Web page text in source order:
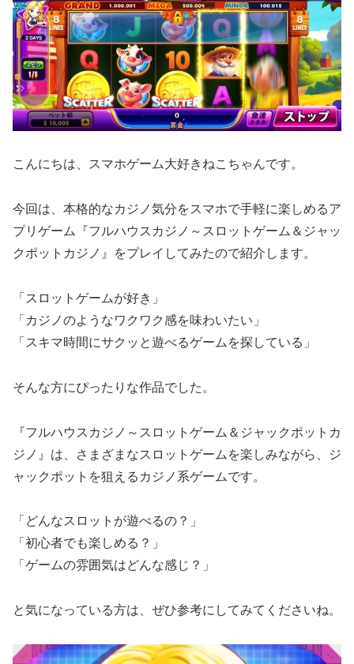
こんにちは、スマホゲーム大好きねこちゃんです。
今回は、本格的なカジノ気分をスマホで手軽に楽しめるア
プリゲーム『フルハウスカジノ～スロットゲーム＆ジャッ
クポットカジノ』をプレイしてみたので紹介します。
「スロットゲームが好き」
「カジノのようなワクワク感を味わいたい」
「スキマ時間にサクッと遊べるゲームを探している」
そんな方にぴったりな作品でした。
『フルハウスカジノ～スロットゲーム＆ジャックポットカ
ジノ』は、さまざまなスロットゲームを楽しみながら、ジ
ャックポットを狙えるカジノ系ゲームです。
「どんなスロットが遊べるの？」
「初心者でも楽しめる？」
「ゲームの雰囲気はどんな感じ？」
と気になっている方は、ぜひ参考にしてみてくださいね。